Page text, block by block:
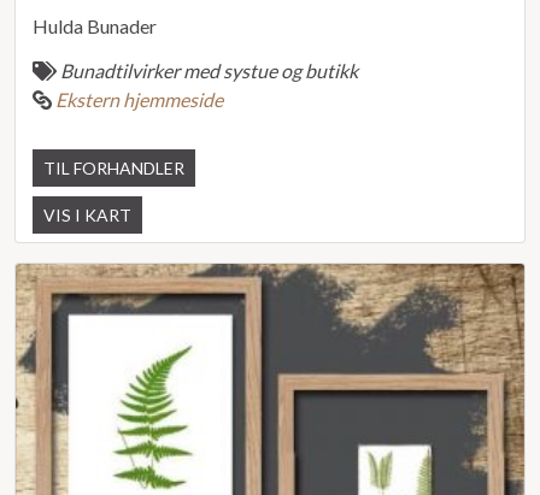
Hulda Bunader
Bunadtilvirker med systue og butikk
Ekstern hjemmeside
TIL FORHANDLER
VIS I KART